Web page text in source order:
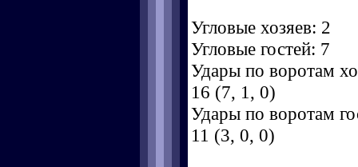
Угловые хозяев: 2
Угловые гостей: 7
Удары по воротам
16 (7, 1, 0)
Удары по воротам
11 (3, 0, 0)